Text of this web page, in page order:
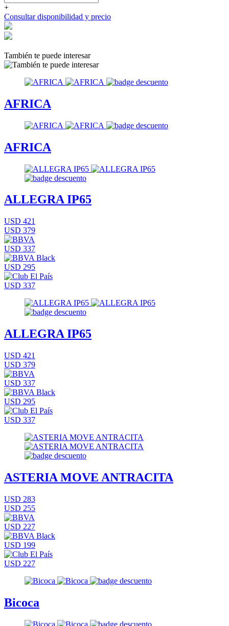
+
Consultar disponibilidad y precio
También te puede interesar
AFRICA
AFRICA
ALLEGRA IP65
USD 421
USD 379
USD 337
USD 295
USD 337
ALLEGRA IP65
USD 421
USD 379
USD 337
USD 295
USD 337
ASTERIA MOVE ANTRACITA
USD 283
USD 255
USD 227
USD 199
USD 227
Bicoca